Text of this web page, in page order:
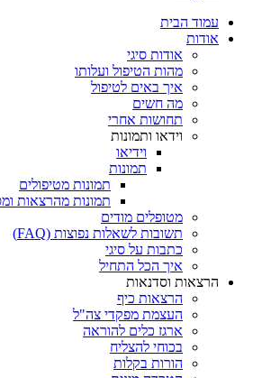
עמוד הבית
אודות
אודות סיגי
מהות הטיפול ועלותו
איך באים לטיפול
מה חשים
תחושות אחרי
וידאו ותמונות
וידיאו
תמונות
תמונות מטיפולים
תמונות מהרצאות
מטופלים מודים
תשובות לשאלות נפוצות (FAQ)
כתבות על סיגי
איך הכל התחיל
הרצאות וסדנאות
הרצאות כיף
העצמת מפקדי צה"ל
ארגז כלים להוראה
בכוחי להצליח
הורות בקלות